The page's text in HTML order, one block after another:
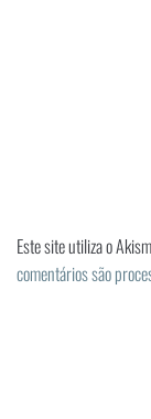
Este site utiliza o
comentários são